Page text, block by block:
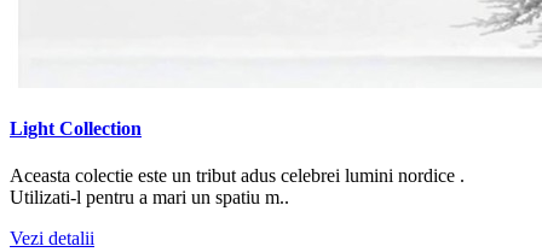
Light Collection
Aceasta colectie este un tribut adus celebrei lumini nordice .
Utilizati-l pentru a mari un spatiu m..
Vezi detalii